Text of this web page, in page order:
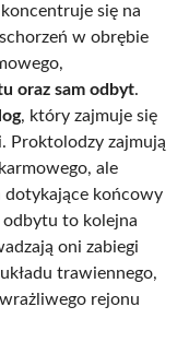
się na
w obrębie
oraz sam odbyt.
, który zajmuje się
Proktolodzy zajmują
ale
dotykające końcowy
odbytu to kolejna
oni zabiegi
trawiennego,
rejonu